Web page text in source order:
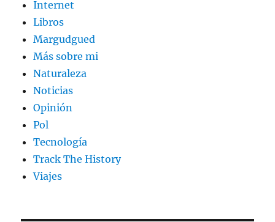
Internet
Libros
Margudgued
Más sobre mi
Naturaleza
Noticias
Opinión
Pol
Tecnología
Track The History
Viajes